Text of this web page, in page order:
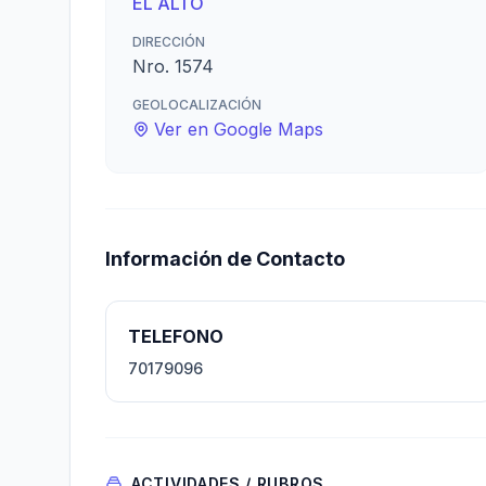
DIRECCIÓN
Nro. 1574
GEOLOCALIZACIÓN
Ver en Google Maps
Información de Contacto
TELEFONO
70179096